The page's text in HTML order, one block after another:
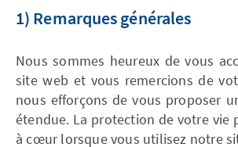
1) Remarques générales
Nous sommes heureux de vous
site web et vous remercions de
nous efforçons de vous proposer
étendue. La protection de votre vie
à cœur lorsque vous utilisez notre